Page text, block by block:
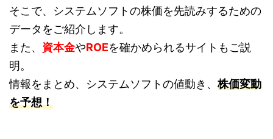
そこで、システムソフトの株価を先読みするための
データをご紹介します。
また、 資本金やROEを確かめられるサイトもご説
明。
情報をまとめ、システムソフトの値動き、株価変動
を予想！